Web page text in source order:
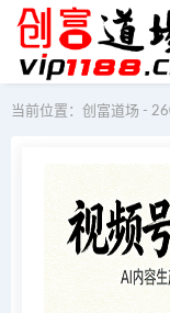
当前位置： 创富道场 -